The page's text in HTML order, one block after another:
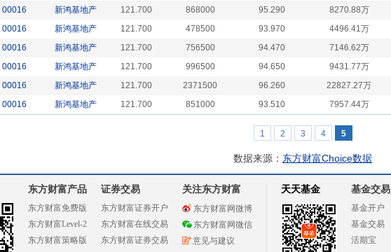
00016 新鸿基地产 121.700 868000 95.290 8270.88万
00016 新鸿基地产 121.700 478500 93.970 4496.41万
00016 新鸿基地产 121.700 756500 94.470 7146.62万
00016 新鸿基地产 121.700 996500 94.650 9431.77万
00016 新鸿基地产 121.700 2371500 96.260 22827.27万
00016 新鸿基地产 121.700 851000 93.510 7957.44万
1 2 3 4 5
数据来源： 东方财富Choice数据
东方财富产品
东方财富免费版
东方财富Level-2
东方财富策略版
证券交易
东方财富证券开户
东方财富在线交易
东方财富证券交易
关注东方财富
东方财富网微博
东方财富网微信
意见与建议
天天基金 基金交易
基金开户
基金交易
活期宝